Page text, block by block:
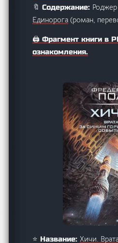
🔖 Содержание:
Единорога (роман,
🖨️ Фрагмент книги в
ознакомления.
⭐ Название:Хичи.